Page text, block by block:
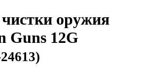
оружия
Guns 12G